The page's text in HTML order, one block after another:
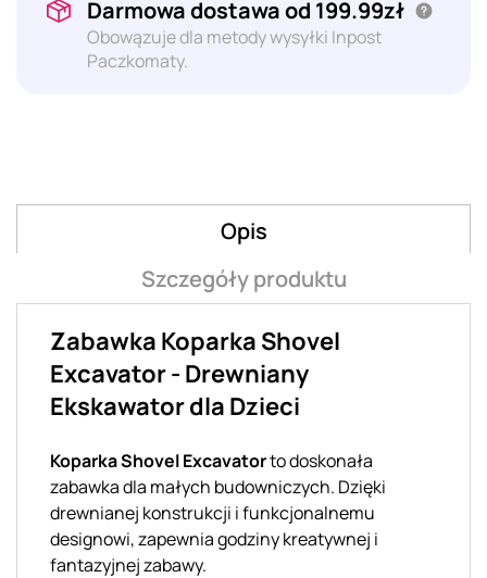
Darmowa dostawa od 199.99zł
Obowązuje dla metody wysyłki Inpost
Paczkomaty.
Opis
Szczegóły produktu
Zabawka Koparka Shovel
Excavator - Drewniany
Ekskawator dla Dzieci
Koparka Shovel Excavatorto doskonała
zabawka dla małych budowniczych. Dzięki
drewnianej konstrukcji i funkcjonalnemu
designowi, zapewnia godziny kreatywnej i
fantazyjnej zabawy.